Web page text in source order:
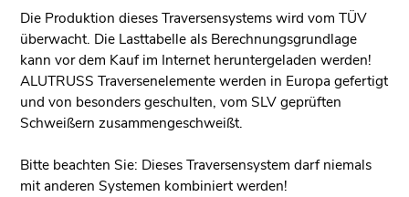
Die Produktion dieses Traversensystems wird vom TÜV
überwacht. Die Lasttabelle als Berechnungsgrundlage
kann vor dem Kauf im Internet heruntergeladen werden!
ALUTRUSS Traversenelemente werden in Europa gefertigt
und von besonders geschulten, vom SLV geprüften
Schweißern zusammengeschweißt.
Bitte beachten Sie: Dieses Traversensystem darf niemals
mit anderen Systemen kombiniert werden!